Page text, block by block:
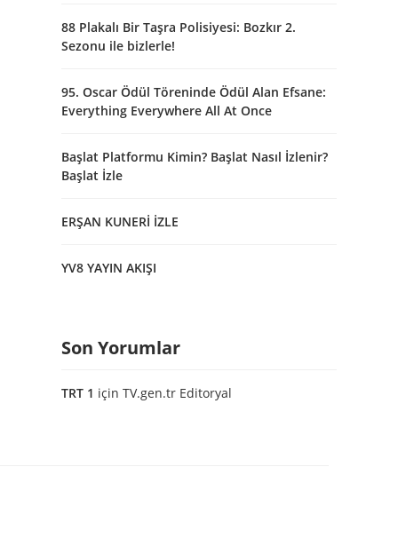
88 Plakalı Bir Taşra Polisiyesi: Bozkır 2.
Sezonu ile bizlerle!
95. Oscar Ödül Töreninde Ödül Alan Efsane:
Everything Everywhere All At Once
Başlat Platformu Kimin? Başlat Nasıl İzlenir?
Başlat İzle
ERŞAN KUNERİ İZLE
YV8 YAYIN AKIŞI
Son Yorumlar
TRT 1 için TV.gen.tr Editoryal